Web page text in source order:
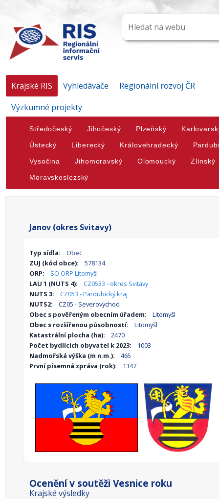
Krajské RIS Vyhledávače
Regionální rozvoj ČR
Výzkumné projekty
Středočeský Jihočeský Plzeňský
Ústecký Liberecký Královehradecký
Vysočina Jihomoravský Olomoucký Zlínský
Moravskoslezský
Janov (okres Svitavy)
Typ sídla:
Obec
ZUJ (kód obce):
578134
ORP:
SO ORP Litomyšl
LAU 1 (NUTS 4):
CZ0533 - okres Svitavy
NUTS 3:
CZ053 - Pardubický kraj
NUTS2:
CZ05 - Severovýchod
Obec s pověřeným obecním úřadem:
Litomyšl
Obec s rozšířenou působností:
Litomyšl
Katastrální plocha (ha):
2470
Počet bydlících obyvatel k 2023:
1003
Nadmořská výška (m n.m.):
465
První písemná zpráva (rok):
1347
Ocenění v soutěži Vesnice roku
Krajské výsledky